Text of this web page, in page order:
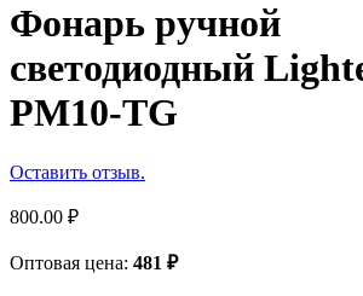
Фонарь ручной
светодиодный
PM10-TG
Оставить отзыв.
800.00 ₽
Оптовая цена: 481 ₽